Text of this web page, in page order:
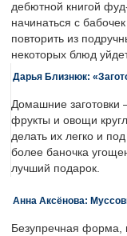
дебютной книгой
начинаться с
повторить из
некоторых блюд
Дарья Близнюк:
Домашние заготовки
фрукты и овощи
делать их легко и
более баночка
лучший подарок.
Анна Аксёнова:
Безупречная форма,